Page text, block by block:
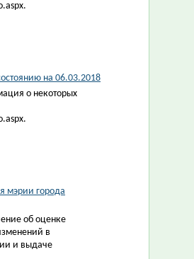
на 06.03.2018
о некоторых
мэрии города
об оценке
в
и выдаче